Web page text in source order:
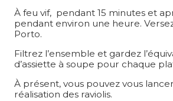
À feu vif, pendant 15 minutes et
pendant environ une heure.
Porto.
Filtrez l’ensemble et gardez
d’assiette à soupe pour chaque
À présent, vous pouvez vous
réalisation des raviolis.